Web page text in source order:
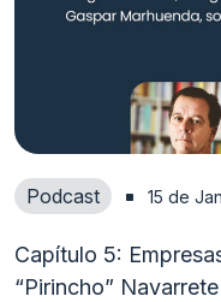
Podcast 15 de
Capítulo 5:
“Pirincho” Navarrete